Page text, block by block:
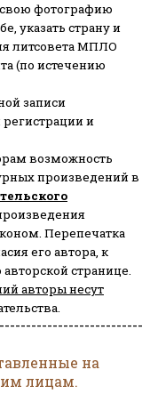
фотографию
указать страну и
литсовета МПЛО
(по истечению
записи
и
возможность
произведений в
Перепечатка
его автора, к
странице.
авторы несут
на
лицам.